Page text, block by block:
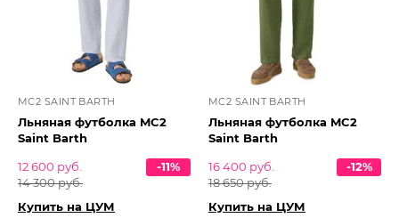
MC2 SAINT BARTH
Льняная футболка MC2
Saint Barth
12 600 руб.
14 300 руб.
-11%
Купить на ЦУМ
MC2 SAINT BARTH
Льняная футболка MC2
Saint Barth
16 400 руб.
18 650 руб.
-12%
Купить на ЦУМ